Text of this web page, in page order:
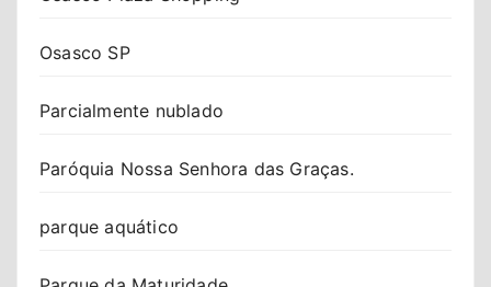
Osasco SP
Parcialmente nublado
Paróquia Nossa Senhora das Graças.
parque aquático